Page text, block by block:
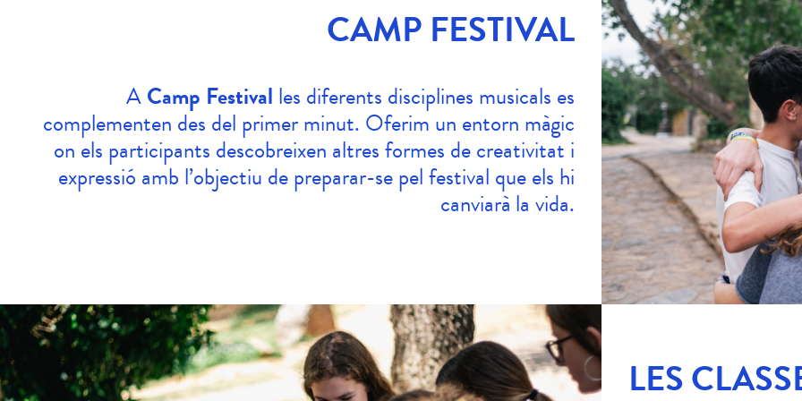
CAMP FESTIVAL
ACamp Festival les diferents disciplines musicals es
complementen des del primer minut. Oferim un entorn màgic
on els participants descobreixen altres formes de creativitat i
expressió amb l’objectiu de preparar-se pel festival que els hi
canviarà la vida.
LES